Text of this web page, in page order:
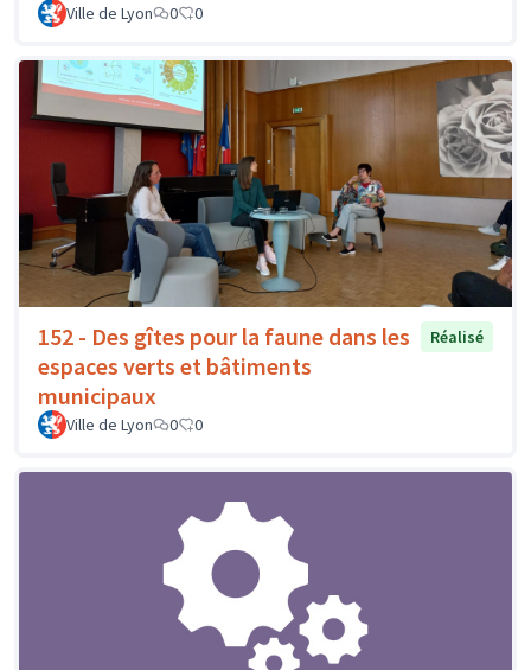
Ville de Lyon 0 0
152 - Des gîtes pour la faune dans les
espaces verts et bâtiments
municipaux
Réalisé
Ville de Lyon 0 0